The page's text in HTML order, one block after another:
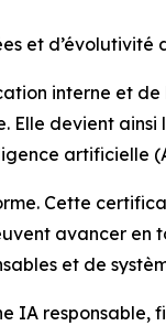
et d’évolutivité
interne et
Elle devient ainsi
artificielle
Cette
avancer en
et de
IA responsable,